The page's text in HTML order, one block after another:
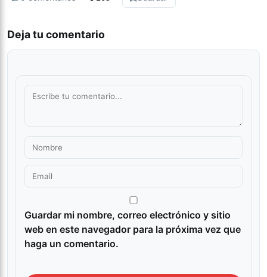
Deja tu comentario
Guardar mi nombre, correo electrónico y sitio
web en este navegador para la próxima vez que
haga un comentario.